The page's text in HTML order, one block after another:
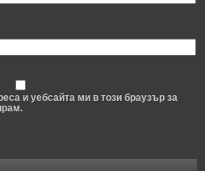
и уебсайта ми в този браузър за